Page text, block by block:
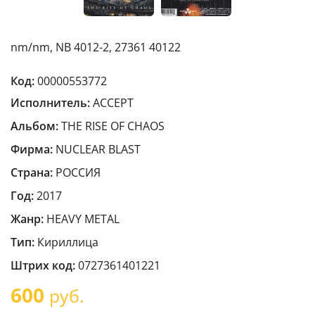
nm/nm, NB 4012-2, 27361 40122
Код:00000553772
Исполнитель:ACCEPT
Альбом:THE RISE OF CHAOS
Фирма: NUCLEAR BLAST
Страна: РОССИЯ
Год:2017
Жанр: HEAVY METAL
Тип: Кириллица
Штрих код:0727361401221
600 руб.